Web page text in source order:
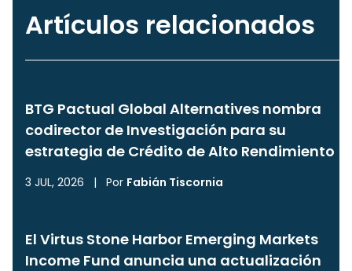
Artículos relacionados
BTG Pactual Global Alternatives nombra
codirector de Investigación para su
estrategia de Crédito de Alto Rendimiento
3 JUL, 2026 | Por Fabián Tiscornia
El Virtus Stone Harbor Emerging Markets
Income Fund anuncia una actualización